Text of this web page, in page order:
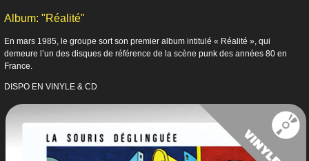
Album: "Réalité"
En mars 1985, le groupe sort son premier album intitulé « Réalité », qui
demeure l’un des disques de référence de la scène punk des années 80 en
France.
DISPO EN VINYLE & CD